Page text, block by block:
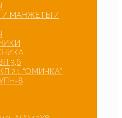
/ МАНЖЕТЫ /
3,6
2,1 “ОМИЧКА”
8